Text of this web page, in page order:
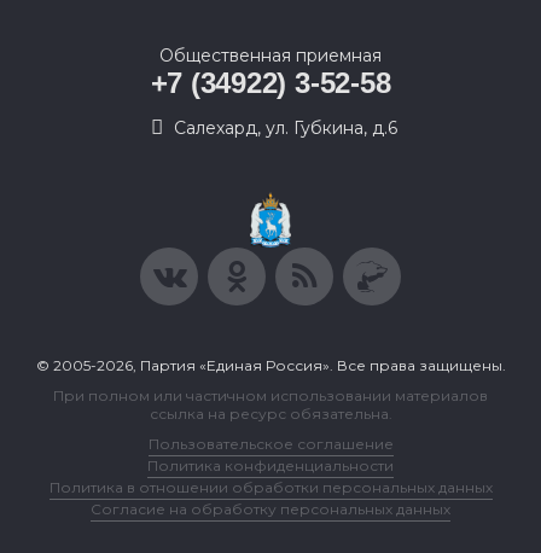
Общественная приемная
+7 (34922) 3-52-58
Салехард, ул. Губкина, д.6
© 2005-2026, Партия «Единая Россия». Все права защищены.
При полном или частичном использовании материалов
ссылка на ресурс обязательна.
Пользовательское соглашение
Политика конфиденциальности
Политика в отношении обработки персональных данных
Согласие на обработку персональных данных